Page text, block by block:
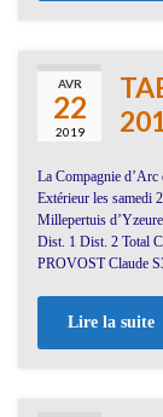
AVR
22
2019
La Compagnie d’Arc
Extérieur les samedi
Millepertuis
Dist. 1 Dist. 2 Total
PROVOST Claude
Lire la suite